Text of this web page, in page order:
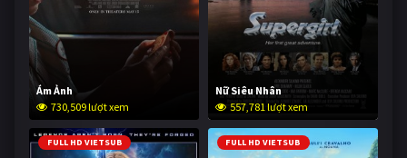
Ám Ảnh
730,509 lượt xem
Nữ Siêu Nhân
557,781 lượt xem
FULL HD VIETSUB FULL HD VIETSUB